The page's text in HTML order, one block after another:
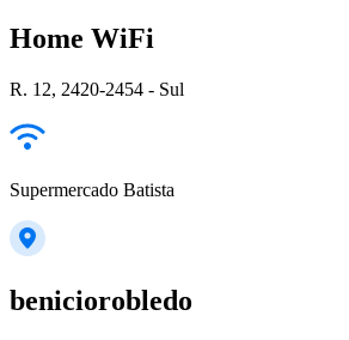
Home WiFi
R. 12, 2420-2454 - Sul
Supermercado Batista
beniciorobledo